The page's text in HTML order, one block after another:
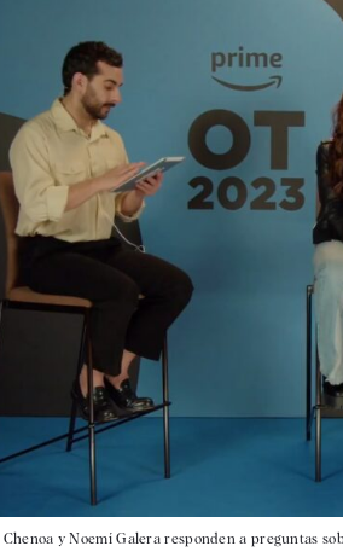
Chenoa y Noemí Galera responden a preguntas